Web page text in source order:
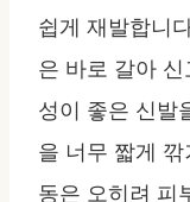
쉽게 재발합니
은 바로 갈아
성이 좋은 신발
을 너무 짧게
동은 오히려 피